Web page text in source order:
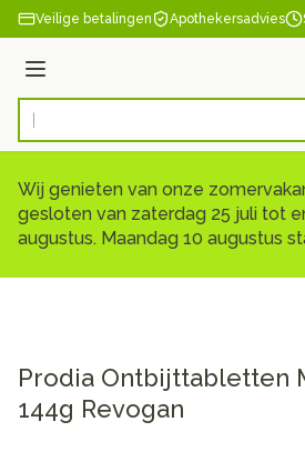
Ga naar de inhoud
Veilige betalingen Apothekersadvies
Menu
Product, merk, categorie...
Wij genieten van onze
gesloten van zaterdag 25 juli tot
augustus. Maandag 10 augustus
Prodia Ontbijttabletten
144g Revogan